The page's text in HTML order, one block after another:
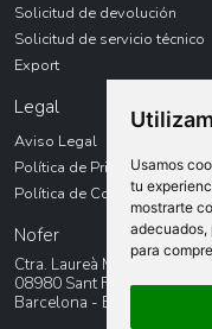
Usamos
tu
mostrarte
adecuados,
para
Solicitud de devolución
Solicitud de servicio técnico
Export
Legal
Aviso Legal
Política de Privacidad
Política de Cookies
Nofer
Ctra. Laureà Miró, 385-387
08980 Sant Feliu de
Barcelona - España